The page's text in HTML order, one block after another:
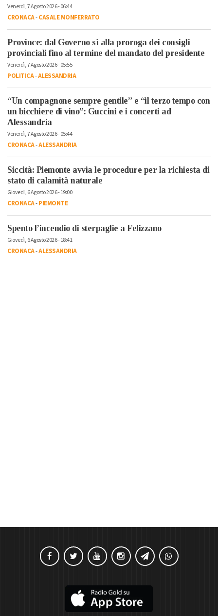
Venerdì, 7 Agosto 2026 - 06:44
CRONACA-CASALE MONFERRATO
Province: dal Governo sì alla proroga dei consigli
provinciali fino al termine del mandato del presidente
Venerdì, 7 Agosto 2026 - 05:55
POLITICA-ALESSANDRIA
“Un compagnone sempre gentile” e “il terzo tempo con
un bicchiere di vino”: Guccini e i concerti ad
Alessandria
Venerdì, 7 Agosto 2026 - 05:44
CRONACA-ALESSANDRIA
Siccità: Piemonte avvia le procedure per la richiesta di
stato di calamità naturale
Giovedì, 6 Agosto 2026 - 19:00
CRONACA-PIEMONTE
Spento l’incendio di sterpaglie a Felizzano
Giovedì, 6 Agosto 2026 - 18:41
CRONACA-ALESSANDRIA